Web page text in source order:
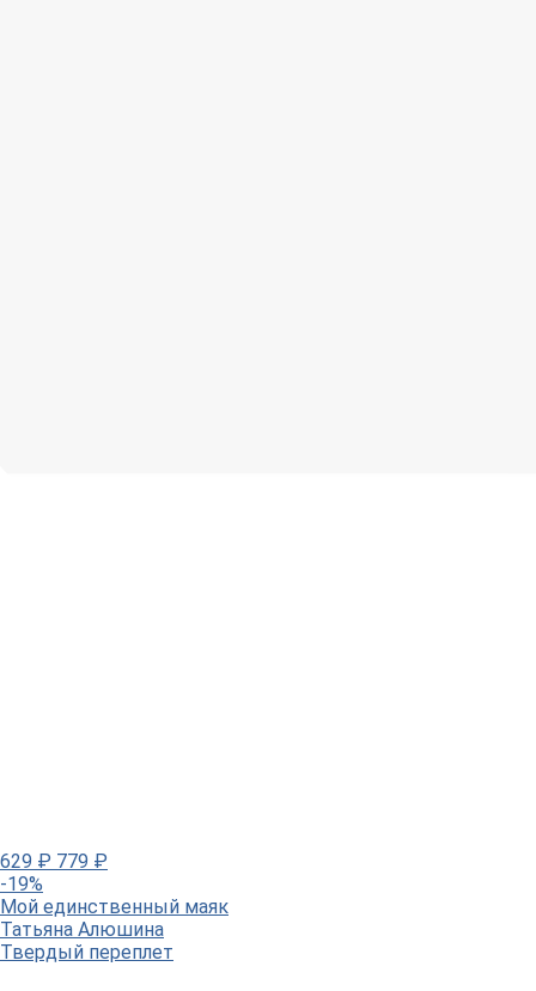
629 ₽ 779 ₽
-19%
Мой единственный маяк
Татьяна Алюшина
Твердый переплет